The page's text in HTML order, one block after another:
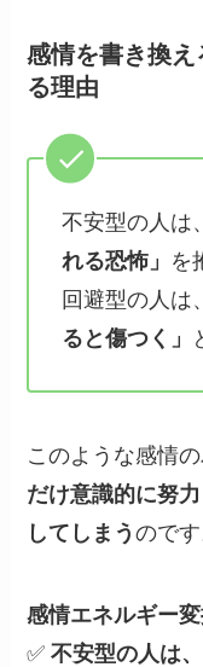
感情を書き換
る理由
不安型の人は
れる恐怖」 を
回避型の人は
ると傷つく」
このような感情
だけ意識的に努
してしまうのです
感情エネルギー
✅不安型の人は